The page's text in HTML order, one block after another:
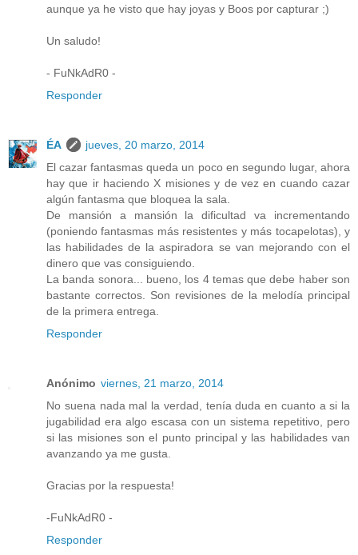
aunque ya he visto que hay joyas y Boos por capturar ;)
Un saludo!
- FuNkAdR0 -
Responder
ÉA
jueves, 20 marzo, 2014
El cazar fantasmas queda un poco en segundo lugar, ahora
hay que ir haciendo X misiones y de vez en cuando cazar
algún fantasma que bloquea la sala.
De mansión a mansión la dificultad va incrementando
(poniendo fantasmas más resistentes y más tocapelotas), y
las habilidades de la aspiradora se van mejorando con el
dinero que vas consiguiendo.
La banda sonora... bueno, los 4 temas que debe haber son
bastante correctos. Son revisiones de la melodía principal
de la primera entrega.
Responder
Anónimo viernes, 21 marzo, 2014
No suena nada mal la verdad, tenía duda en cuanto a si la
jugabilidad era algo escasa con un sistema repetitivo, pero
si las misiones son el punto principal y las habilidades van
avanzando ya me gusta.
Gracias por la respuesta!
-FuNkAdR0 -
Responder